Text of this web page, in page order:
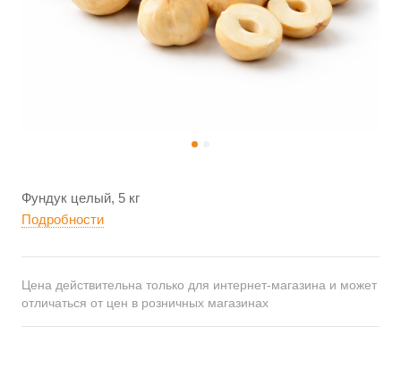
Фундук целый, 5 кг
Подробности
Цена действительна только для интернет-магазина и может
отличаться от цен в розничных магазинах